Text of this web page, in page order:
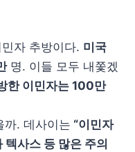
자 추방이다. 미국
명. 이들 모두 내쫓겠
한 이민자는 100만
까. 데사이는 “이민자
사스 등 많은 주의